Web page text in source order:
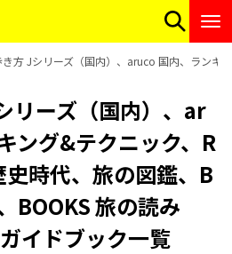
方 Jシリーズ（国内）、aruco 国内、ランキ
リーズ（国内）、ar
ング&テクニック、R
時代、旅の図鑑、B
BOOKS 旅の読み
イドブック一覧